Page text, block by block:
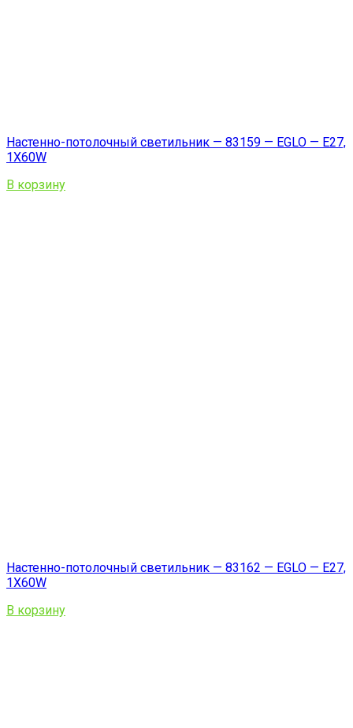
Настенно-потолочный светильник — 83159 — EGLO — E27,
1X60W
В корзину
Настенно-потолочный светильник — 83162 — EGLO — E27,
1X60W
В корзину